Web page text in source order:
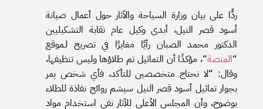
ردًّا على بيان وزارة السياحة والآثار حول أعمال صيانة
أسود قصر النيل، أبدى وكيل عام نقابة التشكيليين
الدكتور محمد الصبان رأيًا مغايرًا في تصريح لـموقع
“المنصة“، مؤكدًا أن التماثيل تم طلاؤها وليس تنظيفها،
وقال: “لا نحتاج متخصصين للتأكد، فأي شخص يمر
بجوار تماثيل أسود قصر النيل سيشم روائح نفاذة للطلاء
بوضوح، وأن المجلس الأعلى للآثار نفى استخدام مواد